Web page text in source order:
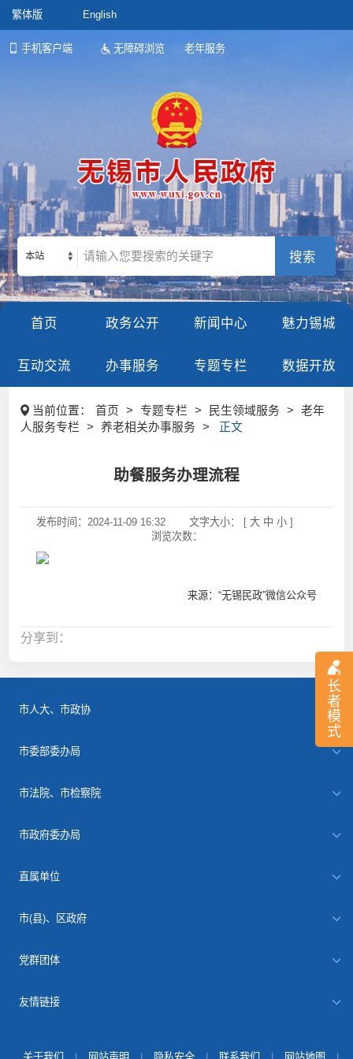
繁体版 English
手机客户端 无障碍浏览 老年服务
长
者
模
式
本站
首页 政务公开 新闻中心 魅力锡城
互动交流 办事服务 专题专栏 数据开放
当前位置： 首页 > 专题专栏 > 民生领域服务 >
老年
人服务专栏
> 养老相关办事服务 > 正文
助餐服务办理流程
发布时间： 2024-11-09 16:32 文字大小： [ 大 中 小 ]
浏览次数：
来源：“无锡民政”微信公众号
分享到：
市人大、市政协
市委部委办局
市法院、市检察院
市政府委办局
直属单位
市(县)、区政府
党群团体
友情链接